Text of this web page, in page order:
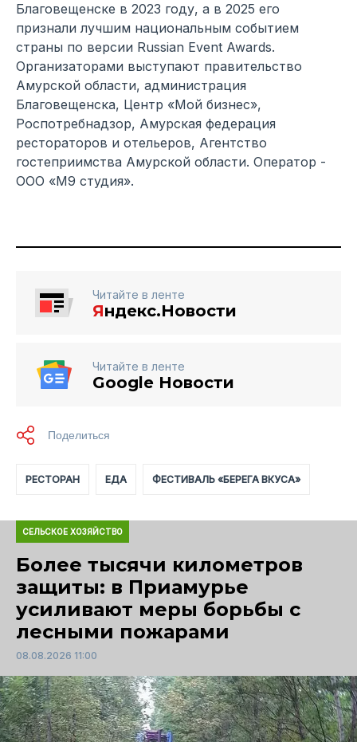
Благовещенске в 2023 году, а в 2025 его
признали лучшим национальным событием
страны по версии Russian Event Awards.
Организаторами выступают правительство
Амурской области, администрация
Благовещенска, Центр «Мой бизнес»,
Роспотребнадзор, Амурская федерация
рестораторов и отельеров, Агентство
гостеприимства Амурской области. Оператор -
ООО «М9 студия».
Читайте в ленте
Яндекс.Новости
Читайте в ленте
Google Новости
РЕСТОРАН ЕДА ФЕСТИВАЛЬ «БЕРЕГА ВКУСА»
СЕЛЬСКОЕ ХОЗЯЙСТВО
Более тысячи километров
защиты: в Приамурье
усиливают меры борьбы с
лесными пожарами
08.08.2026 11:00